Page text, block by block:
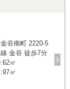
谷南町 2220-5
線 金谷 徒歩7分
㎡
㎡